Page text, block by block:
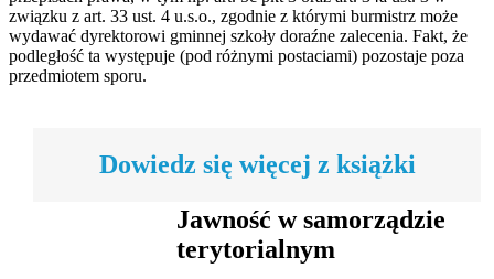
związku z art. 33 ust. 4 u.s.o., zgodnie z którymi burmistrz może
wydawać dyrektorowi gminnej szkoły doraźne zalecenia. Fakt, że
podległość ta występuje (pod różnymi postaciami) pozostaje poza
przedmiotem sporu.
Dowiedz się więcej z książki
Jawność w samorządzie
terytorialnym